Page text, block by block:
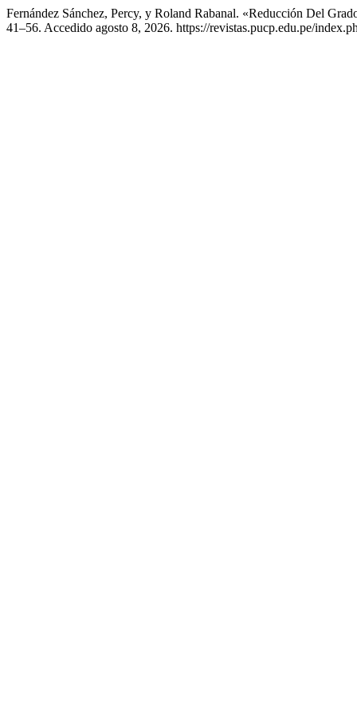
Fernández Sánchez, Percy, y Roland Rabanal. «Reducción Del
41–56. Accedido agosto 8, 2026. https://revistas.pucp.edu.pe/